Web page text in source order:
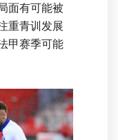
面有可能被
重青训发展
甲赛季可能